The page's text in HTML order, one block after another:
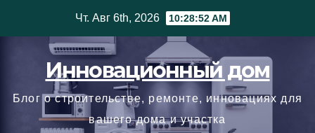
Чт. Авг 6th, 2026 10:28:53 AM
Инновационный дом
Блог о строительстве, ремонте, инновациях для
вашего дома и участка